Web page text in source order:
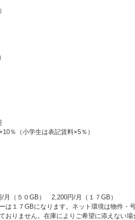
％（小学生は表記賃料×5％）
月（５０GB） 2,200円/月（１７GB）
は１７GBになります。ネット環境は物件・
おりません。在庫によりご希望に添えない